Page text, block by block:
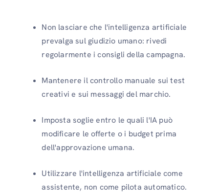
Non lasciare che l'intelligenza artificiale
prevalga sul giudizio umano: rivedi
regolarmente i consigli della campagna.
Mantenere il controllo manuale sui test
creativi e sui messaggi del marchio.
Imposta soglie entro le quali l'IA può
modificare le offerte o i budget prima
dell'approvazione umana.
Utilizzare l'intelligenza artificiale come
assistente, non come pilota automatico.